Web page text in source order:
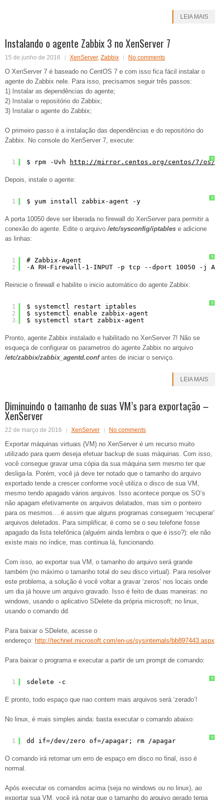
LEIA MAIS
Instalando o agente Zabbix 3 no XenServer 7
15 de junho de 2016 XenServer, Zabbix No comments
O XenServer 7 é baseado no CentOS 7 e com isso fica fácil instalar o
agente do Zabbix nele. Para isso, precisamos seguir três passos:
1) Instalar as dependências do agente;
2) Instalar o repositório do Zabbix;
3) Instalar o agente do Zabbix;
O primeiro passo é a instalação das dependências e do repositório do
Zabbix. No console do XenServer 7, execute:
?
1 $ rpm -Uvh http://mirror.centos.org/centos/7/os/
Depois, instale o agente:
?
1 $ yum install zabbix-agent -y
A porta 10050 deve ser liberada no firewall do XenServer para permitir a
conexão do agente. Edite o arquivo/etc/sysconfig/iptables e adicione
as linhas:
?
1
2
# Zabbix-Agent
-A RH-Firewall-1-INPUT -p tcp --dport 10050 -j
Reinicie o firewall e habilite o inicio automático do agente Zabbix:
?
1
2
3
$ systemctl restart iptables
$ systemctl enable zabbix-agent
$ systemctl start zabbix-agent
Pronto, agente Zabbix instalado e habilitado no XenServer 7! Não se
esqueça de configurar os parametros do agente Zabbix no arquivo
/etc/zabbix/zabbix_agentd.confantes de iniciar o serviço.
LEIA MAIS
Diminuindo o tamanho de suas VM’s para exportação –
XenServer
22 de março de 2016 XenServer No comments
Exportar máquinas virtuais (VM) no XenServer é um recurso muito
utilizado para quem deseja efetuar backup de suas máquinas. Com isso,
você consegue gravar uma cópia da sua máquina sem mesmo ter que
desliga-la. Porém, você já deve ter notado que o tamanho do arquivo
exportado tende a crescer conforme você utiliza o disco de sua VM,
mesmo tendo apagado vários arquivos. Isso acontece porque os SO’s
não apagam efetivamente os arquivos delatados, mas sim o ponteiro
para os mesmos….é assim que alguns programas conseguem ‘recuperar’
arquivos deletados. Para simplificar, é como se o seu telefone fosse
apagado da lista telefônica (alguém ainda lembra o que é isso?): ele não
existe mais no índice, mas continua lá, funcionando.
Com isso, ao exportar sua VM, o tamanho do arquivo será grande
também (no máximo o tamanho total do seu disco virtual). Para resolver
este problema, a solução é você voltar a gravar ‘zeros’ nos locais onde
um dia já houve um arquivo gravado. Isso é feito de duas maneiras: no
windows, usando o aplicativo SDelete da própria microsoft; no linux,
usando o comando dd.
Para baixar o SDelete, acesse o
endereço: http://technet.microsoft.com/en-us/sysinternals/bb897443.aspx
Para baixar o programa e executar a partir de um prompt de comando:
?
1 sdelete -c
E pronto, todo espaço que nao contem mais arquivos será ‘zerado’!
No linux, é mais simples ainda: basta executar o comando abaixo:
?
1 dd if=/dev/zero of=/apagar; rm /apagar
O comando irá retornar um erro de espaço em disco no final, isso é
normal.
Após executar os comandos acima (seja no windows ou no linux), ao
exportar sua VM, você irá notar que o tamanho do arquivo gerado terpa